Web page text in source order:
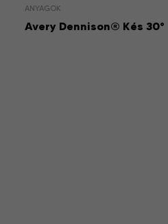
ANYAGOK
Avery Dennison® Kés 30°